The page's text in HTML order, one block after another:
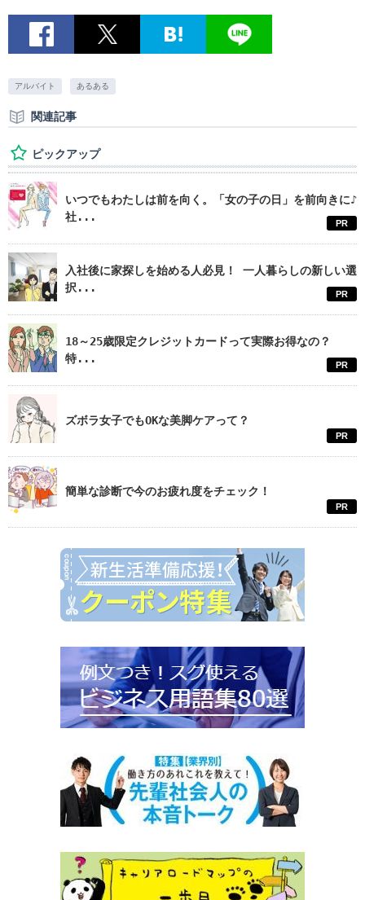
アルバイト あるある
関連記事
ピックアップ
いつでもわたしは前を向く。「女の子の日」を前向きに♪
社...
PR
入社後に家探しを始める人必見！ 一人暮らしの新しい選
択...
PR
18～25歳限定クレジットカードって実際お得なの？
特...
PR
ズボラ女子でもOKな美脚ケアって？
PR
簡単な診断で今のお疲れ度をチェック！
PR